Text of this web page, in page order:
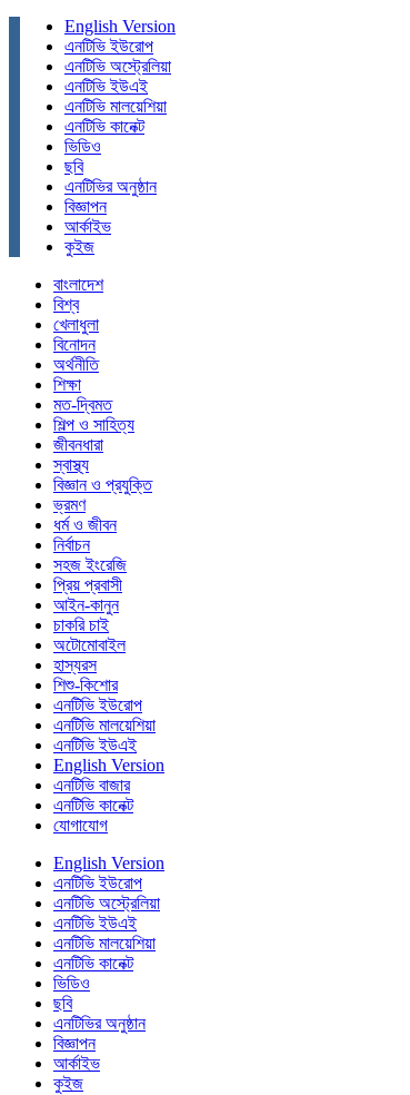
English Version
এনটিভি ইউরোপ
এনটিভি অস্ট্রেলিয়া
এনটিভি ইউএই
এনটিভি মালয়েশিয়া
এনটিভি কানেক্ট
ভিডিও
ছবি
এনটিভির অনুষ্ঠান
বিজ্ঞাপন
আর্কাইভ
কুইজ
বাংলাদেশ
বিশ্ব
খেলাধুলা
বিনোদন
অর্থনীতি
শিক্ষা
মত-দ্বিমত
শিল্প ও সাহিত্য
জীবনধারা
স্বাস্থ্য
বিজ্ঞান ও প্রযুক্তি
ভ্রমণ
ধর্ম ও জীবন
নির্বাচন
সহজ ইংরেজি
প্রিয় প্রবাসী
আইন-কানুন
চাকরি চাই
অটোমোবাইল
হাস্যরস
শিশু-কিশোর
এনটিভি ইউরোপ
এনটিভি মালয়েশিয়া
এনটিভি ইউএই
English Version
এনটিভি বাজার
এনটিভি কানেক্ট
যোগাযোগ
English Version
এনটিভি ইউরোপ
এনটিভি অস্ট্রেলিয়া
এনটিভি ইউএই
এনটিভি মালয়েশিয়া
এনটিভি কানেক্ট
ভিডিও
ছবি
এনটিভির অনুষ্ঠান
বিজ্ঞাপন
আর্কাইভ
কুইজ